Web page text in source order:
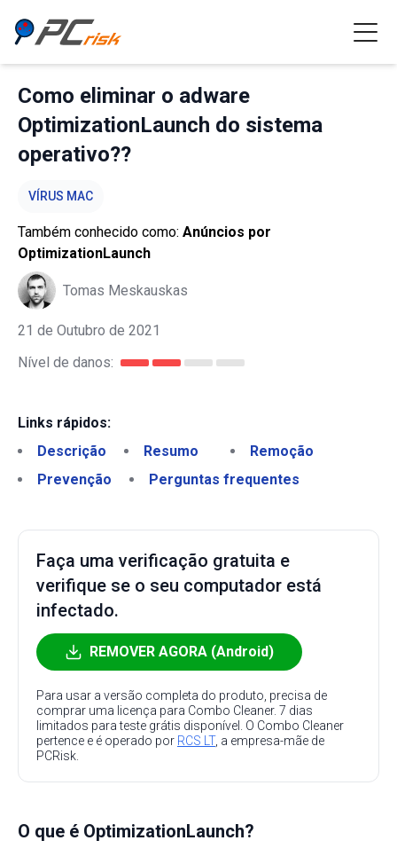
Como eliminar o adware
OptimizationLaunch do sistema
operativo??
VÍRUS MAC
Também conhecido como: Anúncios por
OptimizationLaunch
Tomas Meskauskas
21 de Outubro de 2021
Nível de danos:
Links rápidos:
Descrição
Resumo
Remoção
Prevenção
Perguntas frequentes
Faça uma verificação gratuita e
verifique se o seu computador está
infectado.
REMOVER AGORA (Android)
Para usar a versão completa do produto, precisa de
comprar uma licença para Combo Cleaner. 7 dias
limitados para teste grátis disponível. O Combo Cleaner
pertence e é operado por RCS LT, a empresa-mãe de
PCRisk.
O que é OptimizationLaunch?